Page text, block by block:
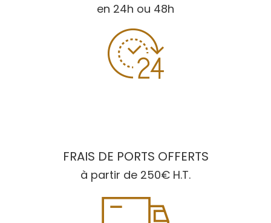
en 24h ou 48h
FRAIS DE PORTS OFFERTS
à partir de 250€ H.T.